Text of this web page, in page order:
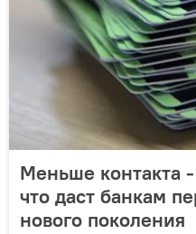
Меньше контакта
что даст банкам
нового поколения